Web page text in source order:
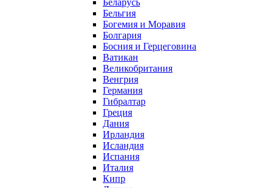
Беларусь
Бельгия
Богемия и Моравия
Болгария
Босния и Герцеговина
Ватикан
Великобритания
Венгрия
Германия
Гибралтар
Греция
Дания
Ирландия
Исландия
Испания
Италия
Кипр